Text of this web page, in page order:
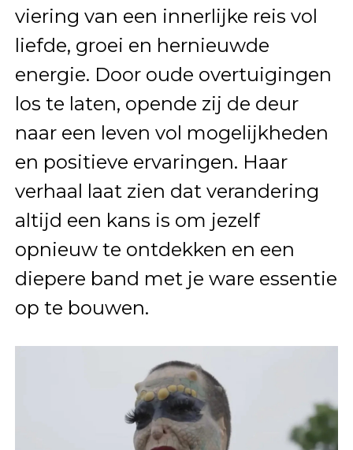
viering van een innerlijke reis vol
liefde, groei en hernieuwde
energie. Door oude overtuigingen
los te laten, opende zij de deur
naar een leven vol mogelijkheden
en positieve ervaringen. Haar
verhaal laat zien dat verandering
altijd een kans is om jezelf
opnieuw te ontdekken en een
diepere band met je ware essentie
op te bouwen.